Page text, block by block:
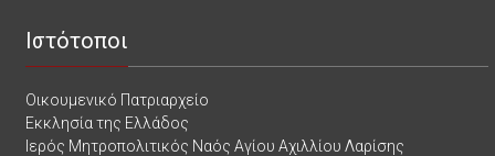
Ιστότοποι
Οικουμενικό Πατριαρχείο
Εκκλησία της Ελλάδος
Ιερός Μητροπολιτικός Ναός Αγίου Αχιλλίου Λαρίσης